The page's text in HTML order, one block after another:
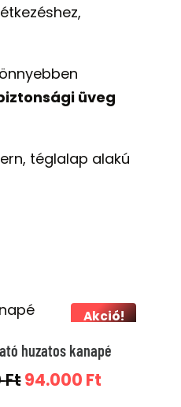
üveg
téglalap alakú
Akció!
huzatos kanapé
FtOriginal
94.000 FtCurrent